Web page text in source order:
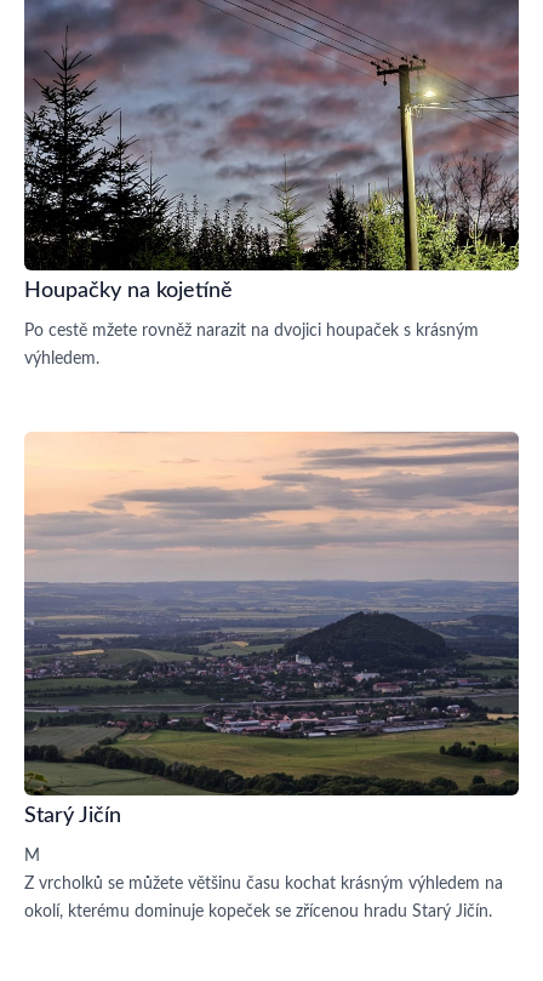
Houpačky na kojetíně
Po cestě mžete rovněž narazit na dvojici houpaček s krásným
výhledem.
Starý Jičín
M
Z vrcholků se můžete většinu času kochat krásným výhledem na
okolí, kterému dominuje kopeček se zřícenou hradu Starý Jičín.